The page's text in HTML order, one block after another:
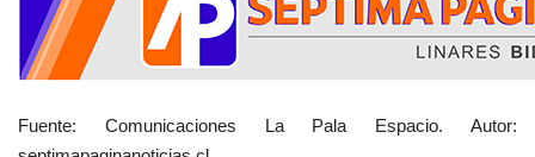
Fuente: Comunicaciones La Pala Espacio. Autor: